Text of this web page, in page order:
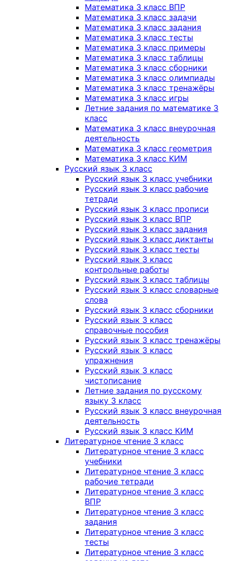
Математика 3 класс ВПР
Математика 3 класс задачи
Математика 3 класс задания
Математика 3 класс тесты
Математика 3 класс примеры
Математика 3 класс таблицы
Математика 3 класс сборники
Математика 3 класс олимпиады
Математика 3 класс тренажёры
Математика 3 класс игры
Летние задания по математике 3
класс
Математика 3 класс внеурочная
деятельность
Математика 3 класс геометрия
Математика 3 класс КИМ
Русский язык 3 класс
Русский язык 3 класс учебники
Русский язык 3 класс рабочие
тетради
Русский язык 3 класс прописи
Русский язык 3 класс ВПР
Русский язык 3 класс задания
Русский язык 3 класс диктанты
Русский язык 3 класс тесты
Русский язык 3 класс
контрольные работы
Русский язык 3 класс таблицы
Русский язык 3 класс словарные
слова
Русский язык 3 класс сборники
Русский язык 3 класс
справочные пособия
Русский язык 3 класс тренажёры
Русский язык 3 класс
упражнения
Русский язык 3 класс
чистописание
Летние задания по русскому
языку 3 класс
Русский язык 3 класс внеурочная
деятельность
Русский язык 3 класс КИМ
Литературное чтение 3 класс
Литературное чтение 3 класс
учебники
Литературное чтение 3 класс
рабочие тетради
Литературное чтение 3 класс
ВПР
Литературное чтение 3 класс
задания
Литературное чтение 3 класс
тесты
Литературное чтение 3 класс